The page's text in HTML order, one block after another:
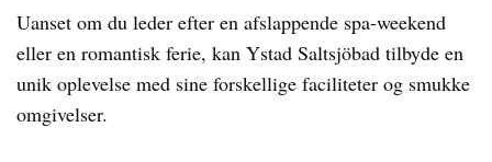
Uanset om du leder efter en afslappende spa-weekend
eller en romantisk ferie, kan Ystad Saltsjöbad tilbyde en
unik oplevelse med sine forskellige faciliteter og smukke
omgivelser.